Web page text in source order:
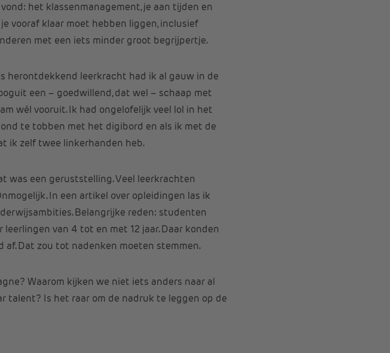
het klassenmanagement, je aan tijden en
vooraf klaar moet hebben liggen, inclusief
met een iets minder groot begrijpertje.
herontdekkend leerkracht had ik al gauw in de
een – goedwillend, dat wel – schaap met
wél vooruit. Ik had ongelofelijk veel lol in het
te tobben met het digibord en als ik met de
ik zelf twee linkerhanden heb.
was een geruststelling. Veel leerkrachten
In een artikel over opleidingen las ik
Belangrijke reden: studenten
van 4 tot en met 12 jaar. Daar konden
af. Dat zou tot nadenken moeten stemmen.
Waarom kijken we niet iets anders naar al
talent? Is het raar om de nadruk te leggen op de